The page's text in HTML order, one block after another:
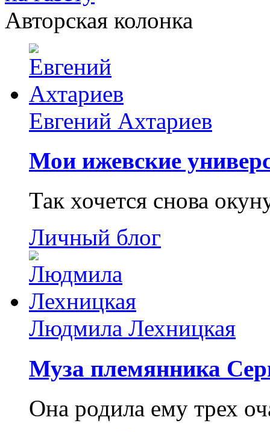
Авторская колонка
Евгений Ахтариев
Мои ижевские
Так хочется снова
Личный блог
Людмила Лехницкая
Муза племянника
Она родила ему трех